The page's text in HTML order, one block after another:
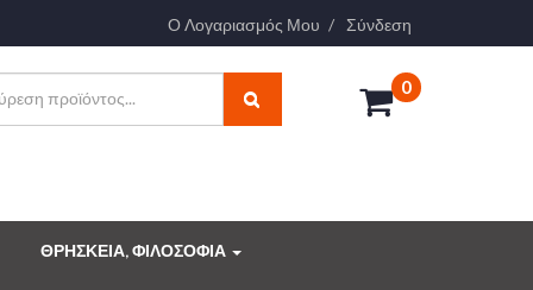
Σύνδεση
Ο Λογαριασμός Μου
0
ΘΡΗΣΚΕΙΑ, ΦΙΛΟΣΟΦΙΑ